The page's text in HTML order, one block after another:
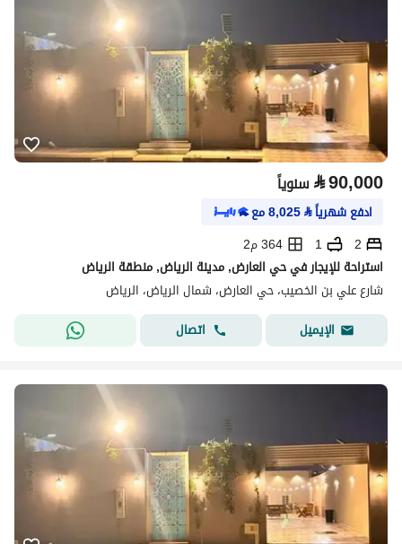
⃁90,000 سنوياً
ادفع شهرياً⃁
8,025مع
2
1
364 م2
استراحة للإيجار في حي العارض, مدينة الرياض, منطقة الرياض
شارع علي بن الخصيب، حي العارض، شمال الرياض، الرياض
الإيميل
اتصال